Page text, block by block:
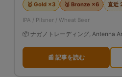
🥇 Gold ×3 🥉 Bronze ×6 直近
IPA / Pilsner / Wheat Beer
📦 ナガノトレーディング, Antenna
📰 記事を読む